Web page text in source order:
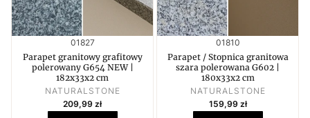
Kod produktu
01827
Parapet granitowy grafitowy
polerowany G654 NEW |
182x33x2 cm
PRODUCENT
NATURALSTONE
Cena
209,99 zł
Kod produktu
01810
Parapet / Stopnica granitowa
szara polerowana G602 |
180x33x2 cm
PRODUCENT
NATURALSTONE
Cena
159,99 zł